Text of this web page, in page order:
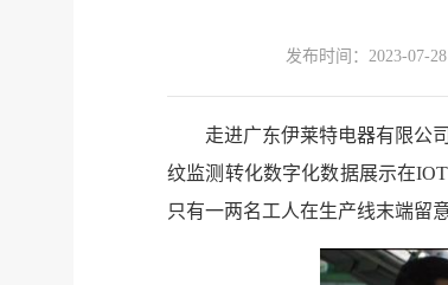
发布时间： 2023-07-
走进广东伊莱特电器有限公
纹监测转化数字化数据展示在
只有一两名工人在生产线末端留